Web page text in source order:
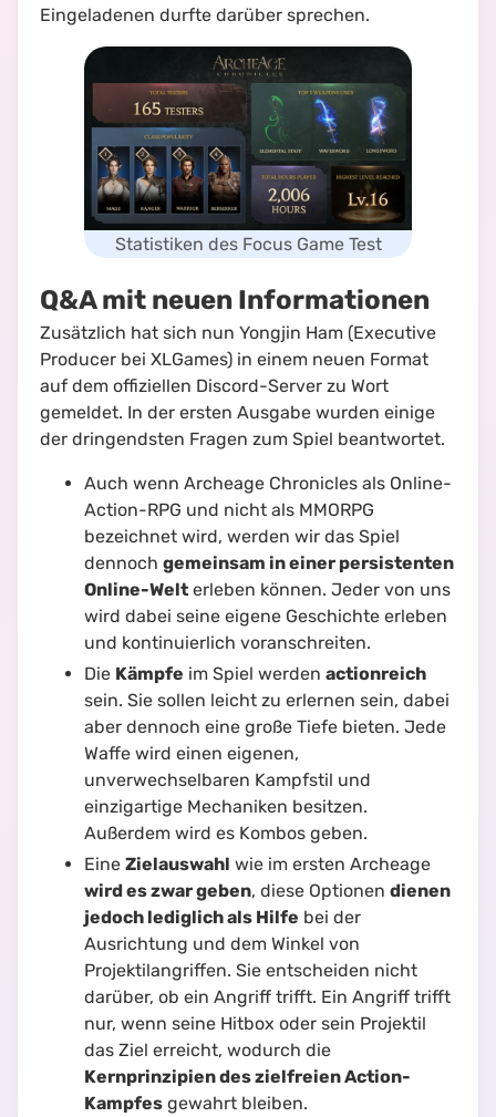
Eingeladenen durfte darüber sprechen.
Statistiken des Focus Game Test
Q&A mit neuen Informationen
Zusätzlich hat sich nun Yongjin Ham (Executive
Producer bei XLGames) in einem neuen Format
auf dem offiziellen Discord-Server zu Wort
gemeldet. In der ersten Ausgabe wurden einige
der dringendsten Fragen zum Spiel beantwortet.
Auch wenn Archeage Chronicles als Online-
Action-RPG und nicht als MMORPG
bezeichnet wird, werden wir das Spiel
dennoch gemeinsam in einer persistenten
Online-Welt erleben können. Jeder von uns
wird dabei seine eigene Geschichte erleben
und kontinuierlich voranschreiten.
Die Kämpfe im Spiel werden actionreich
sein. Sie sollen leicht zu erlernen sein, dabei
aber dennoch eine große Tiefe bieten. Jede
Waffe wird einen eigenen,
unverwechselbaren Kampfstil und
einzigartige Mechaniken besitzen.
Außerdem wird es Kombos geben.
Eine Zielauswahl wie im ersten Archeage
wird es zwar geben, diese Optionen dienen
jedoch lediglich als Hilfe bei der
Ausrichtung und dem Winkel von
Projektilangriffen. Sie entscheiden nicht
darüber, ob ein Angriff trifft. Ein Angriff trifft
nur, wenn seine Hitbox oder sein Projektil
das Ziel erreicht, wodurch die
Kernprinzipien des zielfreien Action-
Kampfes gewahrt bleiben.